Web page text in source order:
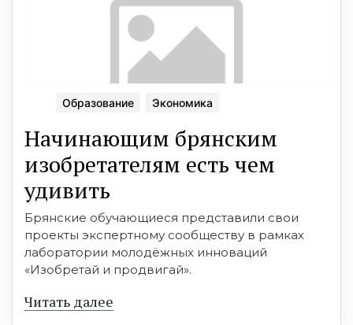
Образование Экономика
Начинающим брянским
изобретателям есть чем
удивить
Брянские обучающиеся представили свои
проекты экспертному сообществу в рамках
лаборатории молодёжных инноваций
«Изобретай и продвигай».
Читать далее